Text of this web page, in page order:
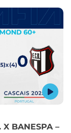
BANESPA –